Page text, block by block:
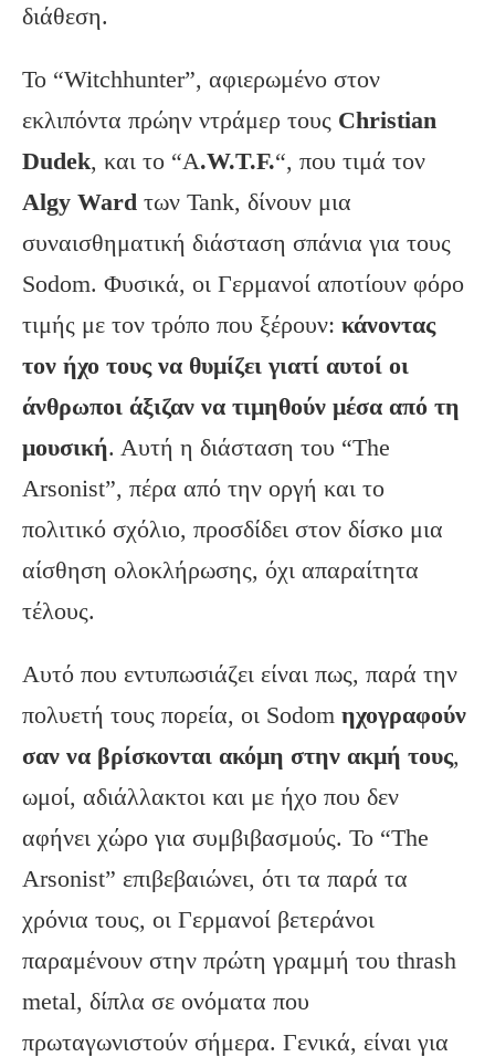
διάθεση.
Το “Witchhunter”, αφιερωμένο στον
εκλιπόντα πρώην ντράμερ τους Christian
Dudek, και το “A.W.T.F.“, που τιμά τον
Algy Ward των Tank, δίνουν μια
συναισθηματική διάσταση σπάνια για τους
Sodom. Φυσικά, οι Γερμανοί αποτίουν φόρο
τιμής με τον τρόπο που ξέρουν: κάνοντας
τον ήχο τους να θυμίζει γιατί αυτοί οι
άνθρωποι άξιζαν να τιμηθούν μέσα από τη
μουσική. Αυτή η διάσταση του “The
Arsonist”, πέρα από την οργή και το
πολιτικό σχόλιο, προσδίδει στον δίσκο μια
αίσθηση ολοκλήρωσης, όχι απαραίτητα
τέλους.
Αυτό που εντυπωσιάζει είναι πως, παρά την
πολυετή τους πορεία, οι Sodom ηχογραφούν
σαν να βρίσκονται ακόμη στην ακμή τους,
ωμοί, αδιάλλακτοι και με ήχο που δεν
αφήνει χώρο για συμβιβασμούς. Το “The
Arsonist” επιβεβαιώνει, ότι τα παρά τα
χρόνια τους, οι Γερμανοί βετεράνοι
παραμένουν στην πρώτη γραμμή του thrash
metal, δίπλα σε ονόματα που
πρωταγωνιστούν σήμερα. Γενικά, είναι για